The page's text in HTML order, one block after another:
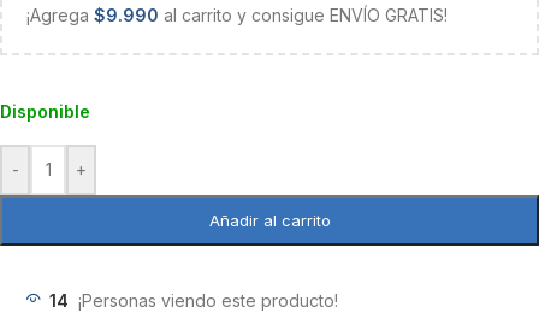
¡Agrega $9.990 al carrito y consigue ENVÍO GRATIS!
Disponible
- +
Añadir al carrito
14 ¡Personas viendo este producto!